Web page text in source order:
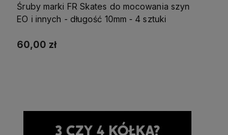
Śruby marki FR Skates do mocowania szyn
EO i innych - długość 10mm - 4 sztuki
60,00 zł